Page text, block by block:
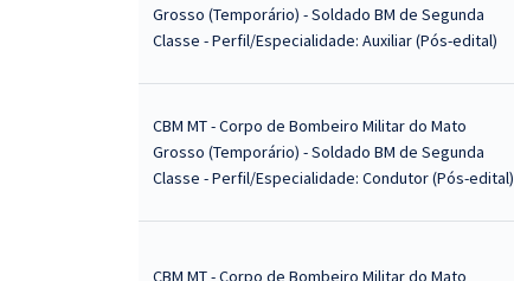
Grosso (Temporário) - Soldado BM de Segunda
Classe - Perfil/Especialidade: Auxiliar (Pós-edital)
CBM MT - Corpo de Bombeiro Militar do Mato
Grosso (Temporário) - Soldado BM de Segunda
Classe - Perfil/Especialidade: Condutor (Pós-edital)
CBM MT - Corpo de Bombeiro Militar do Mato